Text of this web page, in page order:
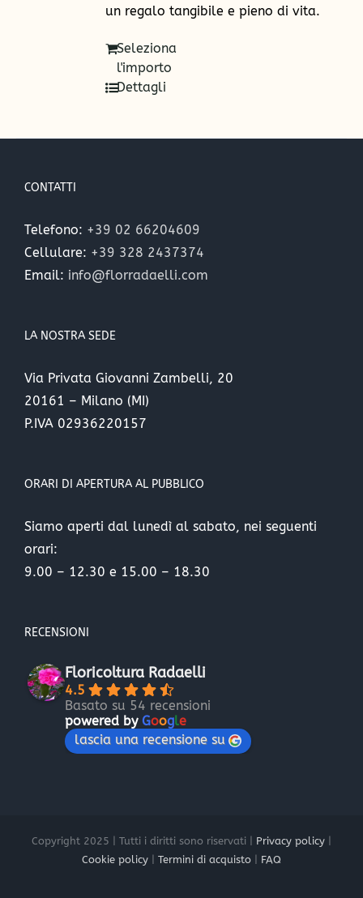
un regalo tangibile e pieno di vita.
Seleziona
l'importo
Dettagli
CONTATTI
Telefono: +39 02 66204609
Cellulare: +39 328 2437374
Email: info@florradaelli.com
LA NOSTRA SEDE
Via Privata Giovanni Zambelli, 20
20161 – Milano (MI)
P.IVA 02936220157
ORARI DI APERTURA AL PUBBLICO
Siamo aperti dal lunedì al sabato, nei seguenti
orari:
9.00 – 12.30 e 15.00 – 18.30
RECENSIONI
Floricoltura Radaelli
4.5
Basato su 54 recensioni
powered by Google
lascia una recensione su
Copyright 2025 | Tutti i diritti sono riservati | Privacy policy
Cookie policy
Termini di acquisto FAQ